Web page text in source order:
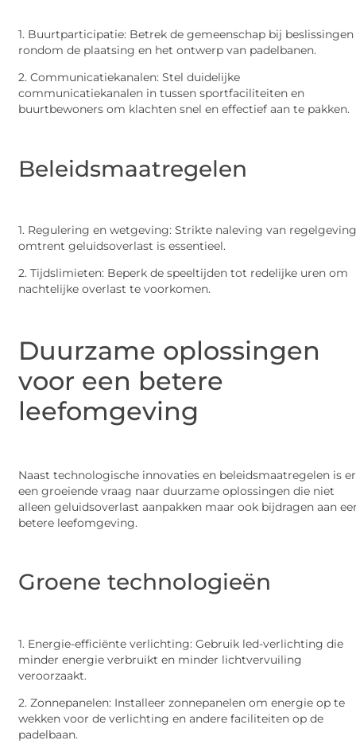
1. Buurtparticipatie: Betrek de gemeenschap bij beslissingen
rondom de plaatsing en het ontwerp van padelbanen.
2. Communicatiekanalen: Stel duidelijke
communicatiekanalen in tussen sportfaciliteiten en
buurtbewoners om klachten snel en effectief aan te pakken.
Beleidsmaatregelen
1. Regulering en wetgeving: Strikte naleving van
omtrent geluidsoverlast is essentieel.
2. Tijdslimieten: Beperk de speeltijden tot redelijke uren om
nachtelijke overlast te voorkomen.
Duurzame oplossingen
voor een betere
leefomgeving
Naast technologische innovaties en beleidsmaatregelen is er
een groeiende vraag naar duurzame oplossingen die niet
alleen geluidsoverlast aanpakken maar ook bijdragen aan
betere leefomgeving.
Groene technologieën
1. Energie-efficiënte verlichting: Gebruik led-verlichting die
minder energie verbruikt en minder lichtvervuiling
veroorzaakt.
2. Zonnepanelen: Installeer zonnepanelen om energie op te
wekken voor de verlichting en andere faciliteiten op de
padelbaan.